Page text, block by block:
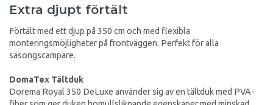
Extra djupt förtält
Förtält med ett djup på 350 cm och med flexibla
monteringsmöjligheter på frontväggen. Perfekt för alla
säsongscampare.
DomaTex Tältduk
Dorema Royal 350 DeLuxe använder sig av en tältduk med PVA-